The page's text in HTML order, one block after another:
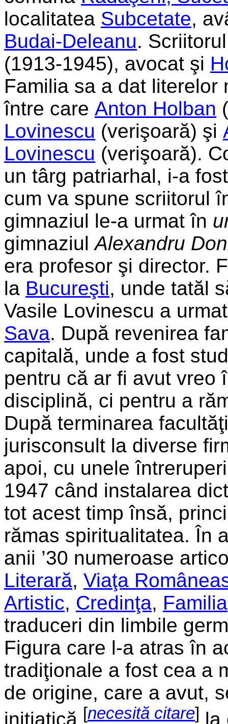
localitatea Subcetate,
Budai-Deleanu.
(1913-1945), avocat şi
Familia sa a dat literelor
între care Anton Holban
Lovinescu (verişoară) şi
Lovinescu (verişoară).
un târg patriarhal, i-a
cum va spune scriitorul
gimnaziul le-a urmat în
gimnaziulAlexandru
era profesor şi director.
la Bucureşti, unde tatăl
Vasile Lovinescu a
Sava. După revenirea
capitală, unde a fost
pentru că ar fi avut vreo
disciplină, ci pentru a
După terminarea
jurisconsult la diverse
apoi, cu unele
1947 când instalarea
tot acest timp însă,
rămas spiritualitatea. În
anii ’30 numeroase
Literară, Viaţa
Artistic, Credinţa, Familia
traduceri din limbile
Figura care l-a atras în
tradiţionale a fost cea a
de origine, care a avut,
iniţiatică [necesită citare] la